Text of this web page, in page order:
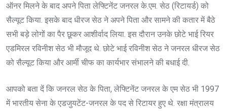
ऑनर मिलने के बाद अपने पिता लेफ्टिनेंट जनरल के.एम. सेठ (रिटायर्ड) को
सैल्यूट किया. इसके बाद धीरज सेठ ने अपने पिता और सामने की कतार में बैठे
सभी बड़े लोगों का पैर छूकर आशीर्वाद लिया. इस दौरान उनके छोटे भाई रियर
एडमिरल रविनीश सेठ भी मौजूद थे. छोटे भाई रविनीश सेठ ने जनरल धीरज सेठ
को सैल्यूट किया और आर्मी चीफ का कार्यभार संभालने की बधाई दी.
आपको बता दें कि जनरल सेठ के पिता, लेफ्टिनेंट जनरल के एम सेठ भी 1997
में भारतीय सेना के एडजुयटेंट-जनरल के पद से रिटायर हुए थे. रक्षा मंत्रालय